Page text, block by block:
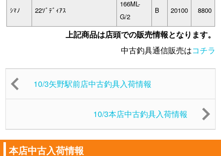
ｼﾏﾉ 22ｿﾞﾃﾞｨｱｽ
166ML-
G/2
B 20100 8800
上記商品は店頭での販売情報となります。
中古釣具通信販売はコチラ
10/3矢野駅前店中古釣具入荷情報
10/3本店中古釣具入荷情報
本店中古入荷情報